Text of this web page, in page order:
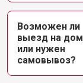
Возможен ли
выезд на дом
или нужен
самовывоз?